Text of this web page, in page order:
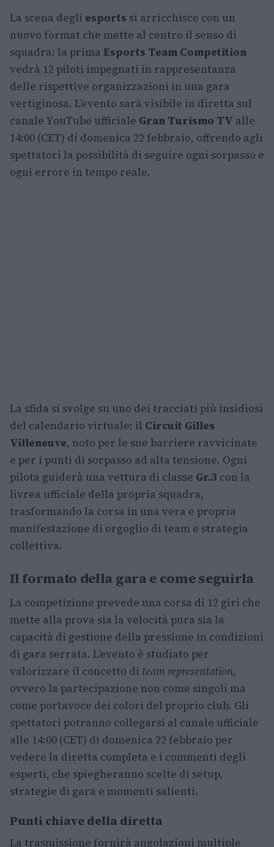
La scena degli esports si arricchisce con un
nuovo format che mette al centro il senso di
squadra: la prima Esports Team Competition
vedrà 12 piloti impegnati in rappresentanza
delle rispettive organizzazioni in una gara
vertiginosa. L’evento sarà visibile in diretta sul
canale YouTube ufficiale Gran Turismo TV alle
14:00 (CET) di domenica 22 febbraio, offrendo agli
spettatori la possibilità di seguire ogni sorpasso e
ogni errore in tempo reale.
La sfida si svolge su uno dei tracciati più insidiosi
del calendario virtuale: il Circuit Gilles
Villeneuve, noto per le sue barriere ravvicinate
e per i punti di sorpasso ad alta tensione. Ogni
pilota guiderà una vettura di classe Gr.3 con la
livrea ufficiale della propria squadra,
trasformando la corsa in una vera e propria
manifestazione di orgoglio di team e strategia
collettiva.
Il formato della gara e come seguirla
La competizione prevede una corsa di 12 giri che
mette alla prova sia la velocità pura sia la
capacità di gestione della pressione in condizioni
di gara serrata. L’evento è studiato per
valorizzare il concetto di team representation,
ovvero la partecipazione non come singoli ma
come portavoce dei colori del proprio club. Gli
spettatori potranno collegarsi al canale ufficiale
alle 14:00 (CET) di domenica 22 febbraio per
vedere la diretta completa e i commenti degli
esperti, che spiegheranno scelte di setup,
strategie di gara e momenti salienti.
Punti chiave della diretta
La trasmissione fornirà angolazioni multiple